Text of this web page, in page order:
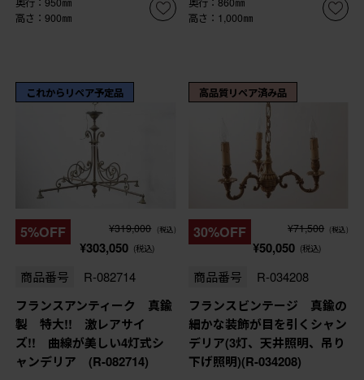
高さ：900㎜
高さ：1,000㎜
これからリペア予定品
5%OFF ¥319,000 (税込)
¥303,050 (税込)
商品番号 R-082714
フランスアンティーク 真鍮
製 特大!! 激レアサイ
ズ!! 曲線が美しい4灯式シ
ャンデリア (R-082714)
高品質リペア済み品
30%OFF ¥71,500 (税込)
¥50,050 (税込)
商品番号 R-034208
フランスビンテージ 真鍮の
細かな装飾が目を引くシャン
デリア(3灯、天井照明、吊り
下げ照明)(R-034208)